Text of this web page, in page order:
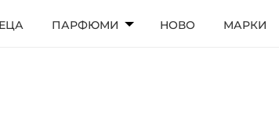
ПАРФЮМИ НОВО МАРКИ